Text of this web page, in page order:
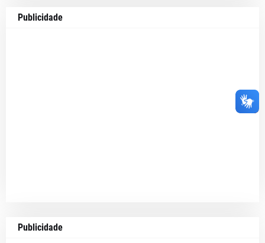
Publicidade
Publicidade